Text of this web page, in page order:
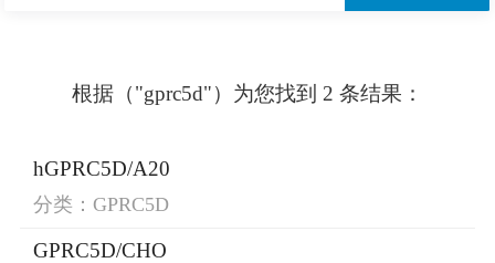
根据（"gprc5d"）为您找到 2 条结果：
hGPRC5D/A20
分类：GPRC5D
GPRC5D/CHO